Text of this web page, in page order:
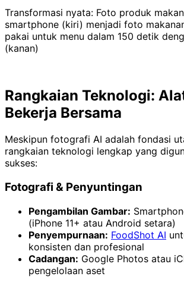
Transformasi nyata: Foto produk
smartphone (kiri) menjadi foto
pakai untuk menu dalam 150 detik
(kanan)
Rangkaian Teknologi:
Bekerja Bersama
Meskipun fotografi AI adalah fondasi
rangkaian teknologi lengkap yang
sukses:
Fotografi & Penyuntingan
Pengambilan Gambar:
(iPhone 11+ atau Android setara)
Penyempurnaan: FoodShot AI
konsisten dan profesional
Cadangan: Google Photos atau
pengelolaan aset